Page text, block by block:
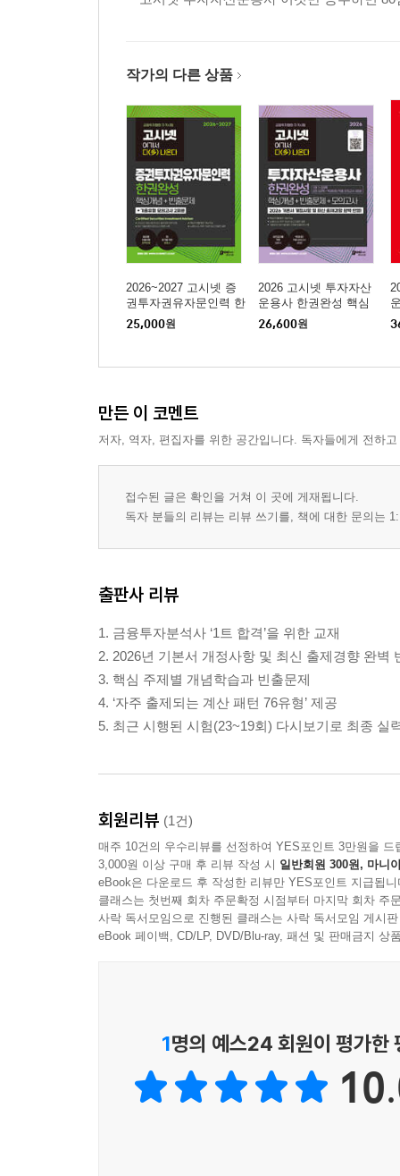
〈책속의 책_시험 다시보기〉
3회 21회(2023년)시험 다시보기
5회 23회(2025년)시험 다시보기
〈책속의 책_정답과 해설〉
1회 19회(2021년)시험 다시보기
2회 20회(2022년)시험 다시보기
3회 21회(2023년)시험 다시보기
4회 22회(2024년)시험 다시보기
5회 23회(2025년)시험 다시보기
〈책속의 책_자주 출제되는 계산 패턴 76유형〉
자주 출제되는 계산 패턴 76유형
작가의 다른 상품
2026~2027 고시넷 증
권투자권유자문인력 한
권완성(핵심개념+빈출
문제+기출유형 모의고
25,000원
2026 고시넷 투자자산
운용사 한권완성 핵심
개념+빈출문제+모의고
사
26,600원
만든 이 코멘트
저자, 역자, 편집자를 위한 공간입니다. 독자들에게 전하
접수된 글은 확인을 거쳐 이 곳에 게재됩니다.
독자 분들의 리뷰는 리뷰 쓰기를, 책에 대한 문의는
출판사 리뷰
1. 금융투자분석사 ‘1트 합격’을 위한 교재
2. 2026년 기본서 개정사항 및 최신 출제경향 완벽
3. 핵심 주제별 개념학습과 빈출문제
4. ‘자주 출제되는 계산 패턴 76유형’ 제공
5. 최근 시행된 시험(23~19회) 다시보기로 최종 실
회원리뷰 (1건)
매주 10건의 우수리뷰를 선정하여 YES포인트 3만원을 드
3,000원 이상 구매 후 리뷰 작성 시 일반회원 300원, 마니
eBook은 다운로드 후 작성한 리뷰만 YES포인트 지급됩니
클래스는 첫번째 회차 주문확정 시점부터 마지막 회차 주
사락 독서모임으로 진행된 클래스는 사락 독서모임 게시
eBook 페이백, CD/LP, DVD/Blu-ray, 패션 및 판매금지 상
1명의 예스24 회원이 평가한